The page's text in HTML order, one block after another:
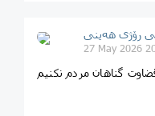
رۆژی ھەینی
27 May 2026
گناهان مردم نکنیم